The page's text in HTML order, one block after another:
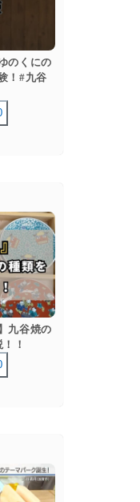
のくにの
！#九谷
九谷焼の
！